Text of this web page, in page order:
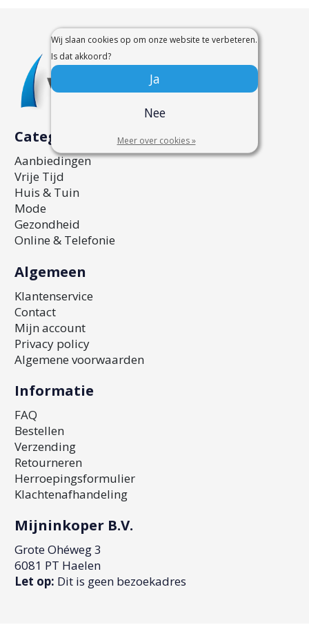
Categorieën
Aanbiedingen
Vrije Tijd
Huis & Tuin
Mode
Gezondheid
Online & Telefonie
Algemeen
Klantenservice
Contact
Mijn account
Privacy policy
Algemene voorwaarden
Informatie
FAQ
Bestellen
Verzending
Retourneren
Herroepingsformulier
Klachtenafhandeling
Mijninkoper B.V.
Grote Ohéweg 3
6081 PT Haelen
Let op: Dit is geen bezoekadres
Wij slaan cookies op om onze website te verbeteren.
Is dat akkoord?
Ja
Nee
Meer over cookies »